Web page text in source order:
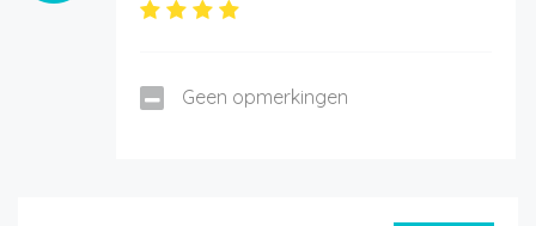
Geen opmerkingen